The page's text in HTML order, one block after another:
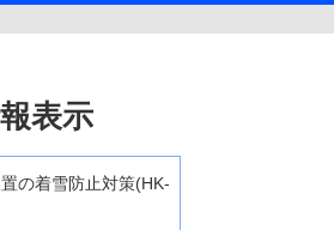
表示